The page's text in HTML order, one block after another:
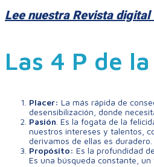
Lee nuestra Revista
Las 4 P de
Placer: La más rápida de
desensibilización, donde
Pasión . Es la fogata de la
nuestros intereses y talentos,
derivamos de ellas es
Propósito: Es la profundidad
Es una búsqueda constante,